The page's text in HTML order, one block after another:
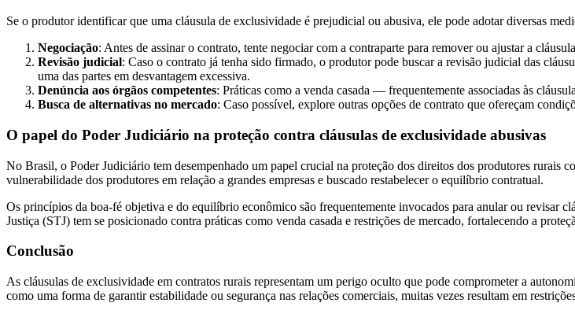
Se o produtor identificar que uma cláusula de exclusividade é prejudicial ou abusiva, ele pode adotar diversas
Negociação: Antes de assinar o contrato, tente negociar com a contraparte para remover ou ajustar a
Revisão judicial: Caso o contrato já tenha sido firmado, o produtor pode buscar a revisão judicial das
uma das partes em desvantagem excessiva.
Denúncia aos órgãos competentes: Práticas como a venda casada — frequentemente associadas às
Busca de alternativas no mercado: Caso possível, explore outras opções de contrato que ofereçam
O papel do Poder Judiciário na proteção contra cláusulas de exclusividade abusivas
No Brasil, o Poder Judiciário tem desempenhado um papel crucial na proteção dos direitos dos produtores rurais
vulnerabilidade dos produtores em relação a grandes empresas e buscado restabelecer o equilíbrio contratual.
Os princípios da boa-fé objetiva e do equilíbrio econômico são frequentemente invocados para anular ou revisar
Justiça (STJ) tem se posicionado contra práticas como venda casada e restrições de mercado, fortalecendo a
Conclusão
As cláusulas de exclusividade em contratos rurais representam um perigo oculto que pode comprometer a
como uma forma de garantir estabilidade ou segurança nas relações comerciais, muitas vezes resultam em